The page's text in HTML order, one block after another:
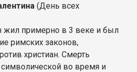
(День всех
жил примерно в 3 веке и был
римских законов,
христиан. Смерть
символической во время и